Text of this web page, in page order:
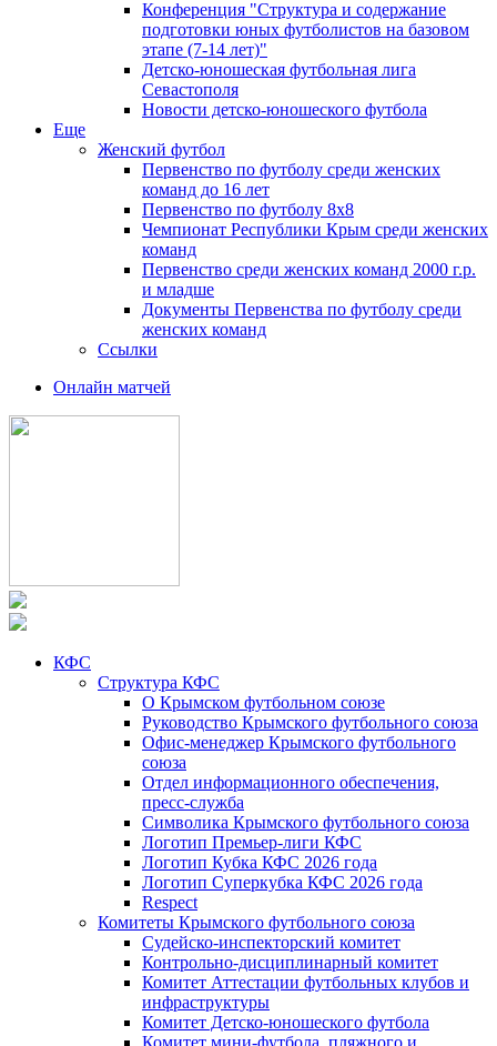
Конференция "Структура и содержание
подготовки юных футболистов на базовом
этапе (7-14 лет)"
Детско-юношеская футбольная лига
Севастополя
Новости детско-юношеского футбола
Еще
Женский футбол
Первенство по футболу среди женских
команд до 16 лет
Первенство по футболу 8х8
Чемпионат Республики Крым среди женских
команд
Первенство среди женских команд 2000 г.р.
и младше
Документы Первенства по футболу среди
женских команд
Ссылки
Онлайн матчей
КФС
Структура КФС
О Крымском футбольном союзе
Руководство Крымского футбольного союза
Офис-менеджер Крымского футбольного
союза
Отдел информационного обеспечения,
пресс-служба
Символика Крымского футбольного союза
Логотип Премьер-лиги КФС
Логотип Кубка КФС 2026 года
Логотип Суперкубка КФС 2026 года
Respect
Комитеты Крымского футбольного союза
Судейско-инспекторский комитет
Контрольно-дисциплинарный комитет
Комитет Аттестации футбольных клубов и
инфраструктуры
Комитет Детско-юношеского футбола
Комитет мини-футбола, пляжного и